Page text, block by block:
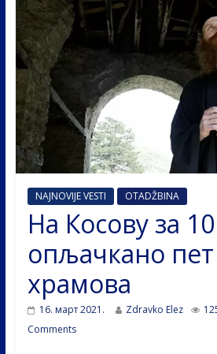
NAJNOVIJE VESTI OTADŽBINA
На Косову за
опљачкано
храмова
16. март 2021. Zdravko Elez
Comments